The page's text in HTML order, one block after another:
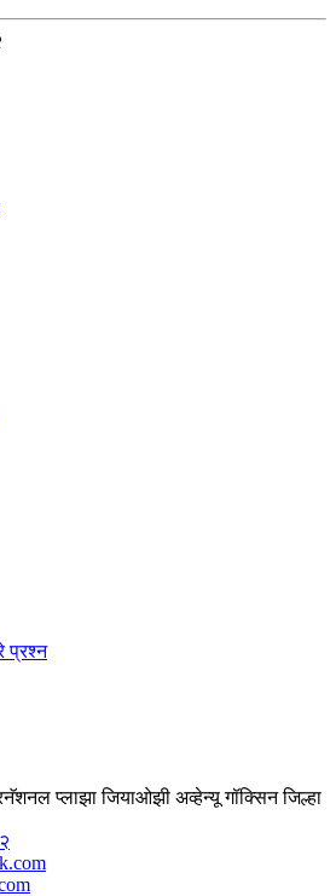
प्रश्न
प्लाझा जियाओझी अव्हेन्यू गॉक्सिन जिल्हा